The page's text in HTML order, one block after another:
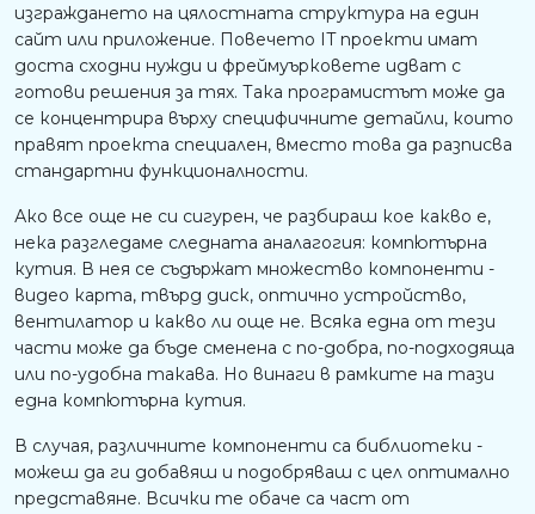
изграждането на цялостната структура на един
сайт или приложение. Повечето IT проекти имат
доста сходни нужди и фреймуърковете идват с
готови решения за тях. Така програмистът може да
се концентрира върху специфичните детайли, които
правят проекта специален, вместо това да разписва
стандартни функционалности.
Ако все още не си сигурен, че разбираш кое какво е,
нека разгледаме следната аналагогия: компютърна
кутия. В нея се съдържат множество компоненти -
видео карта, твърд диск, оптично устройство,
вентилатор и какво ли още не. Всяка една от тези
части може да бъде сменена с по-добра, по-подходяща
или по-удобна такава. Но винаги в рамките на тази
една компютърна кутия.
В случая, различните компоненти са библиотеки -
можеш да ги добавяш и подобряваш с цел оптимално
представяне. Всички те обаче са част от